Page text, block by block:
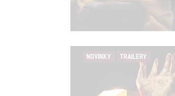
NOVINKY TRAILERY